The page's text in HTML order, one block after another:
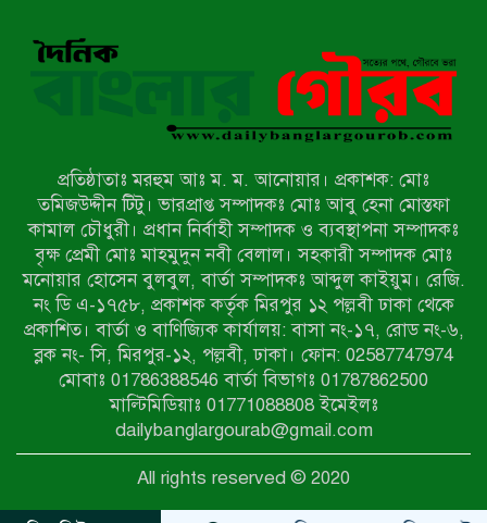
মিয়ানমারের সীমান্তে স্থলমাইন বিস্ফোরণ:
উখিয়ার এক যুবকের পা বিচ্ছিন্ন
৭ম শ্রেণি পড়ুয়া কন্যাকে উত্ত্যক্ত করার
প্রতিবাদ করায় পিতাকে কু*পি*য়ে
জ*খ*ম…!!
জুলাই গণঅভ্যুত্থান দিবস-২০২৬ উপলক্ষে
নীলফামারীতে শহিদদের স্মরণে দোয়া
মাহফিল ও আলোচনা সভা অনুষ্ঠিত
বেলকুচিতে বজ্রপাতে শিক্ষার্থীর মৃত্যু
বেলকুচিতে গণঅভ্যুত্থান দিবসে ইসলামী
আন্দোলনের গণমিছিল ও গণহত্যার
বিচারের দাবি
প্রতিষ্ঠাতাঃ মরহুম আঃ ম. ম. আনোয়ার। প্রকাশক: মোঃ
তমিজউদ্দীন টিটু। ভারপ্রাপ্ত সম্পাদকঃ মোঃ আবু হেনা মোস্তফা
কামাল চৌধুরী। প্রধান নির্বাহী সম্পাদক ও ব্যবস্থাপনা সম্পাদকঃ
বৃক্ষ প্রেমী মোঃ মাহমুদুন নবী বেলাল। সহকারী সম্পাদক মোঃ
মনোয়ার হোসেন বুলবুল, বার্তা সম্পাদকঃ আব্দুল কাইয়ুম। রেজি.
নং ডি এ-১৭৫৮, প্রকাশক কর্তৃক মিরপুর ১২ পল্লবী ঢাকা থেকে
প্রকাশিত। বার্তা ও বাণিজ্যিক কার্যালয়: বাসা নং-১৭, রোড নং-৬,
ব্লক নং- সি, মিরপুর-১২, পল্লবী, ঢাকা। ফোন: 02587747974
মোবাঃ 01786388546 বার্তা বিভাগঃ 01787862500
মাল্টিমিডিয়াঃ 01771088808 ইমেইলঃ
dailybanglargourab@gmail.com
All rights reserved © 2020